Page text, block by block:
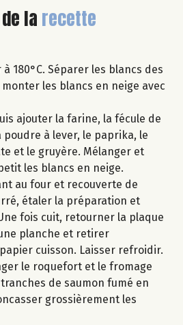
de la recette
180°C. Séparer les blancs des
les blancs en neige avec
ajouter la farine, la fécule de
à lever, le paprika, le
et le gruyère. Mélanger et
les blancs en neige.
au four et recouverte de
étaler la préparation et
fois cuit, retourner la plaque
planche et retirer
cuisson. Laisser refroidir.
le roquefort et le fromage
de saumon fumé en
grossièrement les